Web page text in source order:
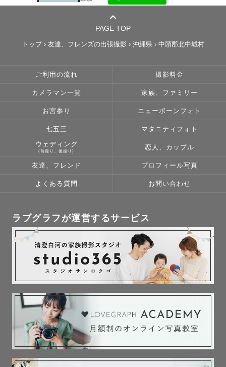
PAGE TOP
トップ› 友達、フレンズの出張撮影 › 沖縄県› 中頭郡北中城村
ご利用の流れ 撮影料金
カメラマン一覧 家族、ファミリー
お宮参り ニューボーンフォト
七五三 マタニティフォト
ウェディング
(前撮り、後撮り)
恋人、カップル
友達、フレンド プロフィール写真
よくある質問 お問い合わせ
ラブグラフが運営するサービス